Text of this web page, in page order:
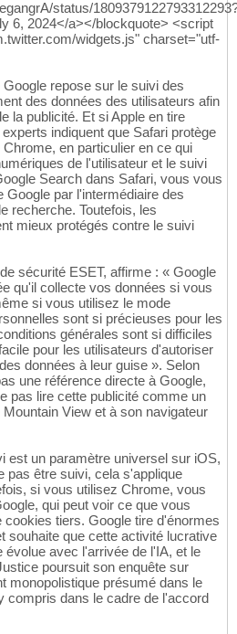
status/
6, 2024</a></blockquote> <script
widgets.js" charset="utf-
repose sur le suivi des
des données des utilisateurs afin
la publicité. Et si Apple en tire
indiquent que Safari protège
en particulier en ce qui
de l'utilisateur et le suivi
Search dans Safari, vous vous
par l'intermédiaire des
recherche. Toutefois, les
mieux protégés contre le suivi
sécurité ESET, affirme : « Google
qu'il collecte vos données si vous
si vous utilisez le mode
sont si précieuses pour les
générales sont si difficiles
pour les utilisateurs d'autoriser
données à leur guise ». Selon
une référence directe à Google,
pas lire cette publicité comme un
View et à son navigateur
est un paramètre universel sur iOS,
pas être suivi, cela s'applique
si vous utilisez Chrome, vous
qui peut voir ce que vous
tiers. Google tire d'énormes
souhaite que cette activité lucrative
évolue avec l'arrivée de l'IA, et le
poursuit son enquête sur
monopolistique présumé dans le
compris dans le cadre de l'accord